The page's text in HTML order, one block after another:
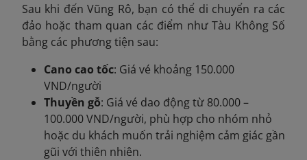
Sau khi đến Vũng Rô, bạn có thể di chuyển ra các
đảo hoặc tham quan các điểm như Tàu Không Số
bằng các phương tiện sau:
Cano cao tốc: Giá vé khoảng 150.000
VND/người
Thuyền gỗ: Giá vé dao động từ 80.000 –
100.000 VND/người, phù hợp cho nhóm nhỏ
hoặc du khách muốn trải nghiệm cảm giác gần
gũi với thiên nhiên.